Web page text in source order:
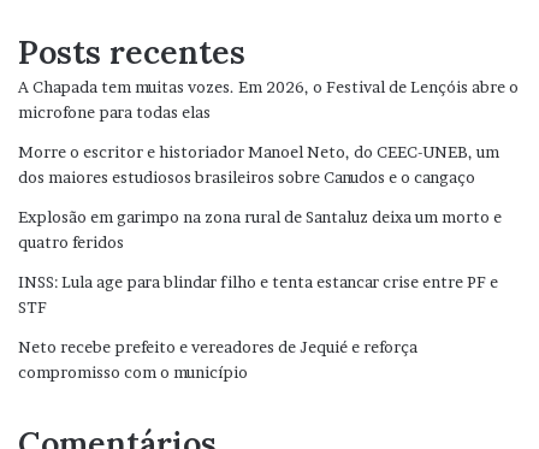
Posts recentes
A Chapada tem muitas vozes. Em 2026, o Festival de Lençóis abre o
microfone para todas elas
Morre o escritor e historiador Manoel Neto, do CEEC-UNEB, um
dos maiores estudiosos brasileiros sobre Canudos e o cangaço
Explosão em garimpo na zona rural de Santaluz deixa um morto e
quatro feridos
INSS: Lula age para blindar filho e tenta estancar crise entre PF e
STF
Neto recebe prefeito e vereadores de Jequié e reforça
compromisso com o município